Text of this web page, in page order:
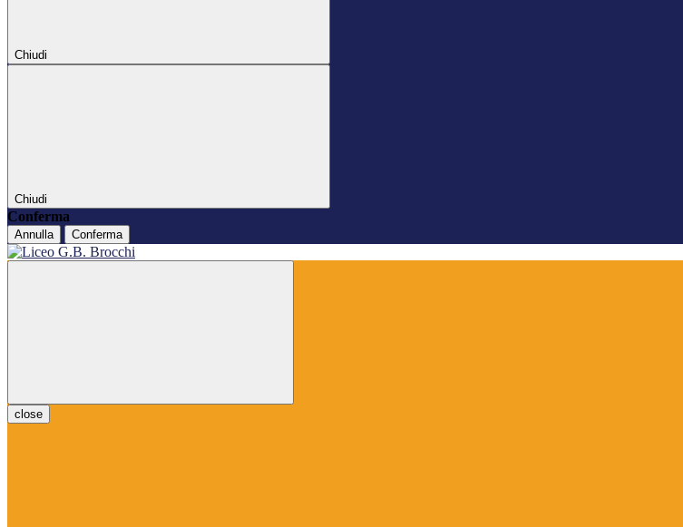
Chiudi
Chiudi
Conferma
Annulla Conferma
close